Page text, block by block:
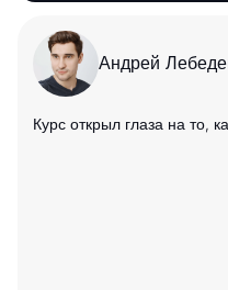
Андрей
Курс открыл глаза на то,